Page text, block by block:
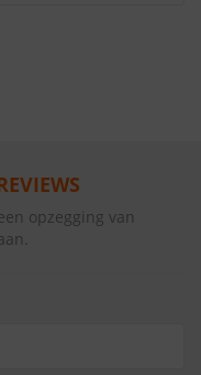
opzegging van